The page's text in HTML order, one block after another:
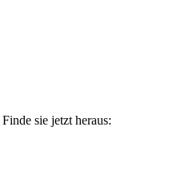
Finde sie jetzt heraus: